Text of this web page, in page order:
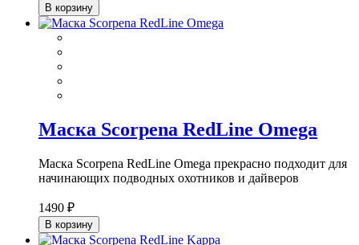
В корзину
Маска Scorpena RedLine Omega
Маска Scorpena RedLine Omega прекрасно подходит для
начинающих подводных охотников и дайверов
1490 ₽
В корзину